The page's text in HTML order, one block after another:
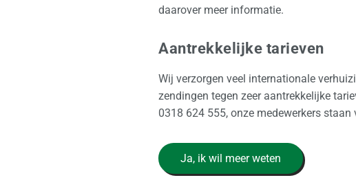
daarover meer informatie.
Aantrekkelijke tarieven
Wij verzorgen veel internationale
zendingen tegen zeer aantrekkelijke
0318 624 555, onze medewerkers staan
Ja, ik wil meer weten